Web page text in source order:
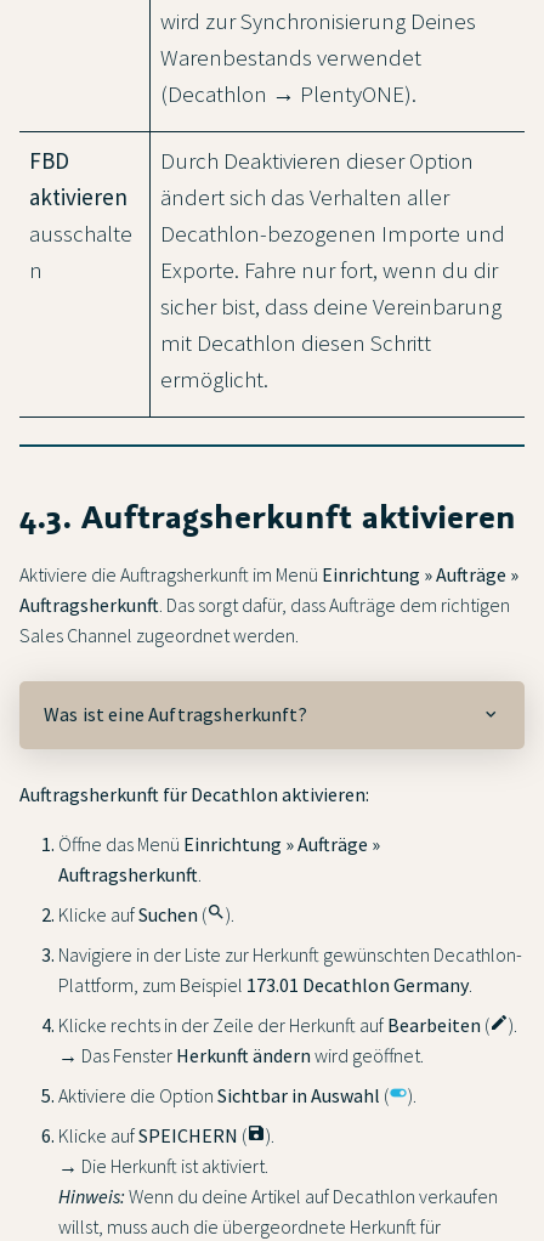
wird zur Synchronisierung Deines
Warenbestands verwendet
(Decathlon → PlentyONE).
FBD
aktivieren
ausschalte
n
Durch Deaktivieren dieser Option
ändert sich das Verhalten aller
Decathlon-bezogenen Importe und
Exporte. Fahre nur fort, wenn du dir
sicher bist, dass deine Vereinbarung
mit Decathlon diesen Schritt
ermöglicht.
4.3. Auftragsherkunft aktivieren
Aktiviere die Auftragsherkunft im Menü Einrichtung » Aufträge »
Auftragsherkunft . Das sorgt dafür, dass Aufträge dem richtigen
Sales Channel zugeordnet werden.
Was ist eine Auftragsherkunft?
Auftragsherkunft für Decathlon aktivieren:
Öffne das Menü Einrichtung » Aufträge »
Auftragsherkunft
Klicke aufSuchen (search).
Navigiere in der Liste zur Herkunft gewünschten Decathlon-
Plattform, zum Beispiel 173.01 Decathlon Germany.
Klicke rechts in der Zeile der Herkunft auf Bearbeiten (edit).
→ Das Fenster Herkunft ändern wird geöffnet.
Aktiviere die Option Sichtbar in Auswahl (toggle_on).
Klicke aufSPEICHERN (save).
→ Die Herkunft ist aktiviert.
Hinweis: Wenn du deine Artikel auf Decathlon verkaufen
willst, muss auch die übergeordnete Herkunft für